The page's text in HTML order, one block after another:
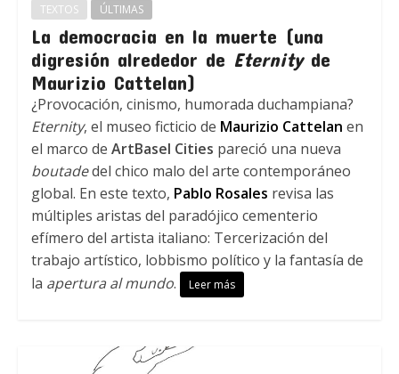
TEXTOS ÚLTIMAS
La democracia en la muerte (una
digresión alrededor de Eternityde
Maurizio Cattelan)
¿Provocación, cinismo, humorada duchampiana?
Eternity, el museo ficticio de Maurizio Cattelan en
el marco de ArtBasel Cities pareció una nueva
boutadedel chico malo del arte contemporáneo
global. En este texto, Pablo Rosales revisa las
múltiples aristas del paradójico cementerio
efímero del artista italiano: Tercerización del
trabajo artístico, lobbismo político y la fantasía de
la apertura al mundo. Leer más